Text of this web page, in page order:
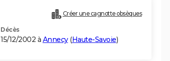
Créer une cagnotte obsèques
Décès
15/12/2002 à Annecy(Haute-Savoie)